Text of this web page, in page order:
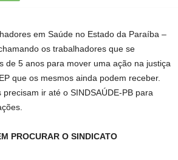
em Saúde no Estado da Paraíba –
os trabalhadores que se
de 5 anos para mover uma ação na justiça
que os mesmos ainda podem receber.
ir até o SINDSAÚDE-PB para
PROCURAR O SINDICATO